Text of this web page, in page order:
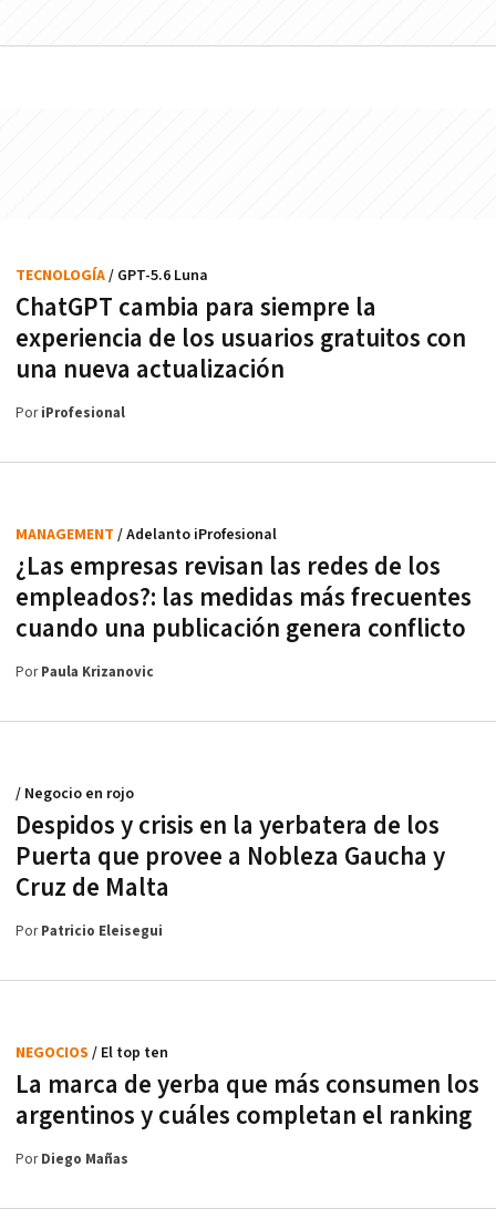
ChatGPT cambia para siempre la
experiencia de los usuarios gratuitos con
una nueva actualización
TECNOLOGÍA/ GPT-5.6 Luna
PoriProfesional
¿Las empresas revisan las redes de los
empleados?: las medidas más frecuentes
cuando una publicación genera conflicto
MANAGEMENT / Adelanto iProfesional
PorPaula Krizanovic
Despidos y crisis en la yerbatera de los
Puerta que provee a Nobleza Gaucha y
Cruz de Malta
/ Negocio en rojo
PorPatricio Eleisegui
La marca de yerba que más consumen los
argentinos y cuáles completan el ranking
NEGOCIOS / El top ten
PorDiego Mañas